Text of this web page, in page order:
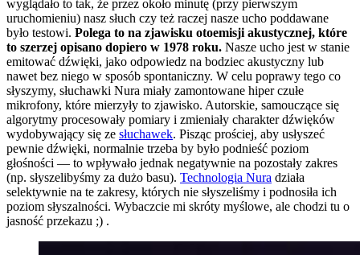
wyglądało to tak, że przez około minutę (przy pierwszym
uruchomieniu) nasz słuch czy też raczej nasze ucho poddawane
było testowi. Polega to na zjawisku otoemisji akustycznej, które
to szerzej opisano dopiero w 1978 roku. Nasze ucho jest w stanie
emitować dźwięki, jako odpowiedz na bodziec akustyczny lub
nawet bez niego w sposób spontaniczny. W celu poprawy tego co
słyszymy, słuchawki Nura miały zamontowane hiper czułe
mikrofony, które mierzyły to zjawisko. Autorskie, samouczące się
algorytmy procesowały pomiary i zmieniały charakter dźwięków
wydobywający się ze słuchawek. Pisząc prościej, aby usłyszeć
pewnie dźwięki, normalnie trzeba by było podnieść poziom
głośności — to wpływało jednak negatywnie na pozostały zakres
(np. słyszelibyśmy za dużo basu). Technologia Nura działa
selektywnie na te zakresy, których nie słyszeliśmy i podnosiła ich
poziom słyszalności. Wybaczcie mi skróty myślowe, ale chodzi tu o
jasność przekazu ;) .